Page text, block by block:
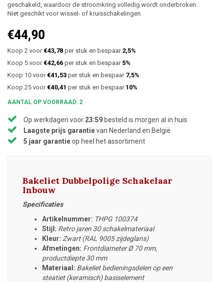
geschakeld, waardoor de stroomkring volledig wordt onderbroken.
Niet geschikt voor wissel- of kruisschakelingen
€44,90
Koop 2 voor €43,78 per stuk en bespaar 2,5%
Koop 5 voor €42,66 per stuk en bespaar5%
Koop 10 voor €41,53 per stuk en bespaar 7,5%
Koop 25 voor €40,41 per stuk en bespaar 10%
AANTAL OP VOORRAAD: 2
Op werkdagen voor 23:59 besteld is morgen al in huis
Laagste prijs garantievan Nederland en België
5 jaar garantieop heel het assortiment
Bakeliet Dubbelpolige Schakelaar
Inbouw
Specificaties
Artikelnummer: THPG 100374
Stijl: Retro jaren 30 schakelmateriaal
Kleur: Zwart (RAL 9005 zijdeglans)
Afmetingen: Frontdiameter Ø 70 mm,
productdiepte 30 mm
Materiaal: Bakeliet bedieningsdelen op een
steatiet (keramisch) basiselement